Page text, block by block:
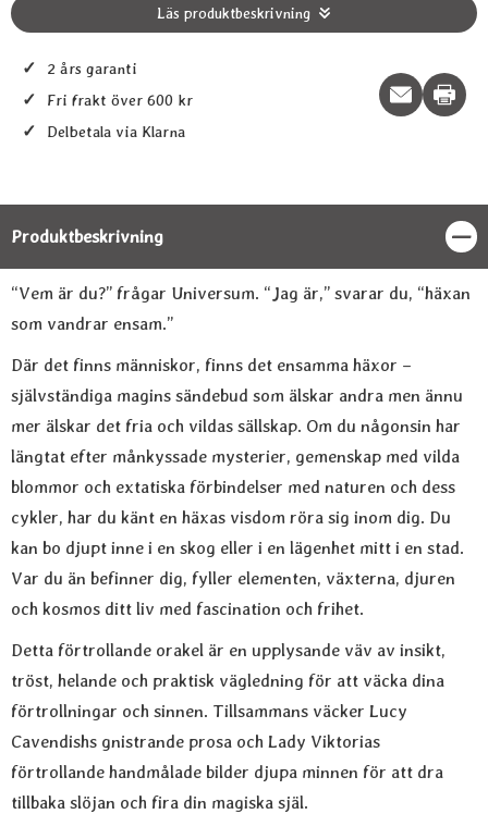
Läs produktbeskrivning
✓ 2 års garanti
✓ Fri frakt över 600 kr
✓ Delbetala via Klarna
Print
Produktbeskrivning
Produktbeskrivning
“Vem är du?” frågar Universum. “Jag är,” svarar du, “häxan
som vandrar ensam.”
Där det finns människor, finns det ensamma häxor –
självständiga magins sändebud som älskar andra men ännu
mer älskar det fria och vildas sällskap. Om du någonsin har
längtat efter månkyssade mysterier, gemenskap med vilda
blommor och extatiska förbindelser med naturen och dess
cykler, har du känt en häxas visdom röra sig inom dig. Du
kan bo djupt inne i en skog eller i en lägenhet mitt i en stad.
Var du än befinner dig, fyller elementen, växterna, djuren
och kosmos ditt liv med fascination och frihet.
Detta förtrollande orakel är en upplysande väv av insikt,
tröst, helande och praktisk vägledning för att väcka dina
förtrollningar och sinnen. Tillsammans väcker Lucy
Cavendishs gnistrande prosa och Lady Viktorias
förtrollande handmålade bilder djupa minnen för att dra
tillbaka slöjan och fira din magiska själ.